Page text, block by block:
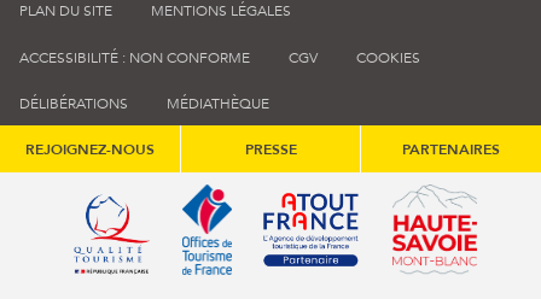
PLAN DU SITE MENTIONS LÉGALES
ACCESSIBILITÉ : NON CONFORME CGV COOKIES
DÉLIBÉRATIONS MÉDIATHÈQUE
REJOIGNEZ-NOUS PRESSE PARTENAIRES
Qualité tourisme (s'ouvre dans une nouvelle fenêtre)
Office de tourisme de France (s'ouvre
Atout France (s'ouvre dans